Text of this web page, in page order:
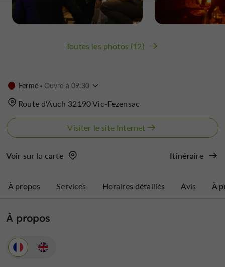
Toutes les photos (12)
Fermé Ouvre à 09:30
Route d'Auch 32190 Vic-Fezensac
Visiter le site Internet
Voir sur la carte Itinéraire
À propos Services Horaires détaillés Avis À
À propos